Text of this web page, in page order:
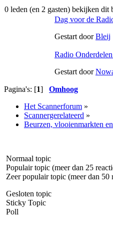
0 leden (en 2 gasten) bekijken dit
Dag voor de
Gestart doorBleij
Radio
Gestart door
Pagina's: [1] Omhoog
Het Scannerforum »
Scannergerelateerd »
Beurzen, vlooienmarkten
Normaal topic
Populair topic (meer dan 25
Zeer populair topic (meer dan 50
Gesloten topic
Sticky Topic
Poll